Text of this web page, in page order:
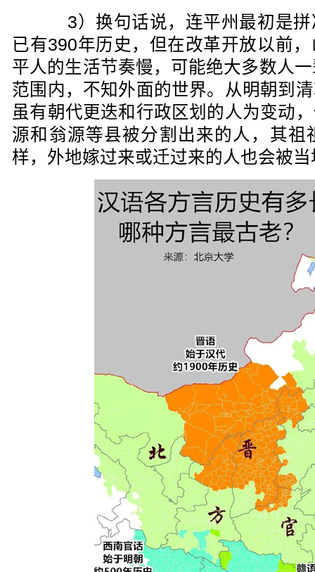
3）换句话说，连平州最初是拼
已有390年历史，但在改革开放以前
平人的生活节奏慢，可能绝大多数人
范围内，不知外面的世界。从明朝到
虽有朝代更迭和行政区划的人为变动
源和翁源等县被分割出来的人，其祖
样，外地嫁过来或迁过来的人也会被